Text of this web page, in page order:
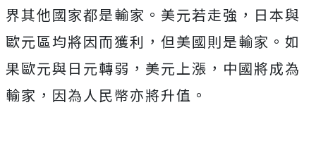
界其他國家都是輸家。美元若走強，日本與
歐元區均將因而獲利，但美國則是輸家。如
果歐元與日元轉弱，美元上漲，中國將成為
輸家，因為人民幣亦將升值。